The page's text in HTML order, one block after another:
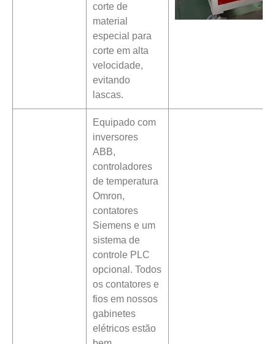
corte de
material
especial para
corte em alta
velocidade,
evitando
lascas.
Equipado com
inversores
ABB,
controladores
de temperatura
Omron,
contatores
Siemens e um
sistema de
controle PLC
opcional. Todos
os contatores e
fios em nossos
gabinetes
elétricos estão